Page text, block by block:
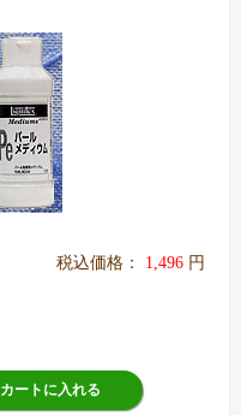
税込価格： 1,496 円
カートに入れる